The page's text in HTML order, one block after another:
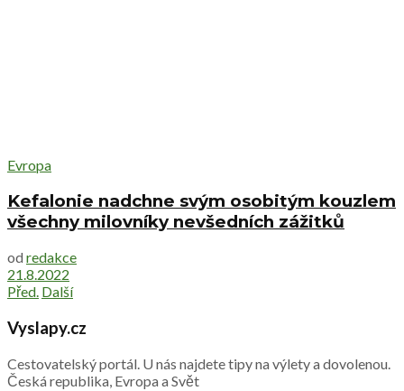
Evropa
Kefalonie nadchne svým osobitým kouzlem
všechny milovníky nevšedních zážitků
od redakce
21.8.2022
Před. Další
Vyslapy.cz
Cestovatelský portál. U nás najdete tipy na výlety a dovolenou.
Česká republika, Evropa a Svět